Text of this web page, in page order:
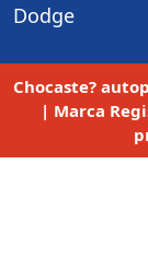
Dodge
Chocaste?
| Marca